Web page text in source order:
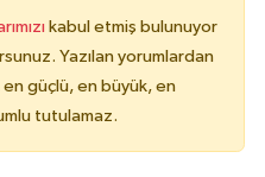
kabul etmiş bulunuyor
Yazılan yorumlardan
en güçlü, en büyük, en
tutulamaz.